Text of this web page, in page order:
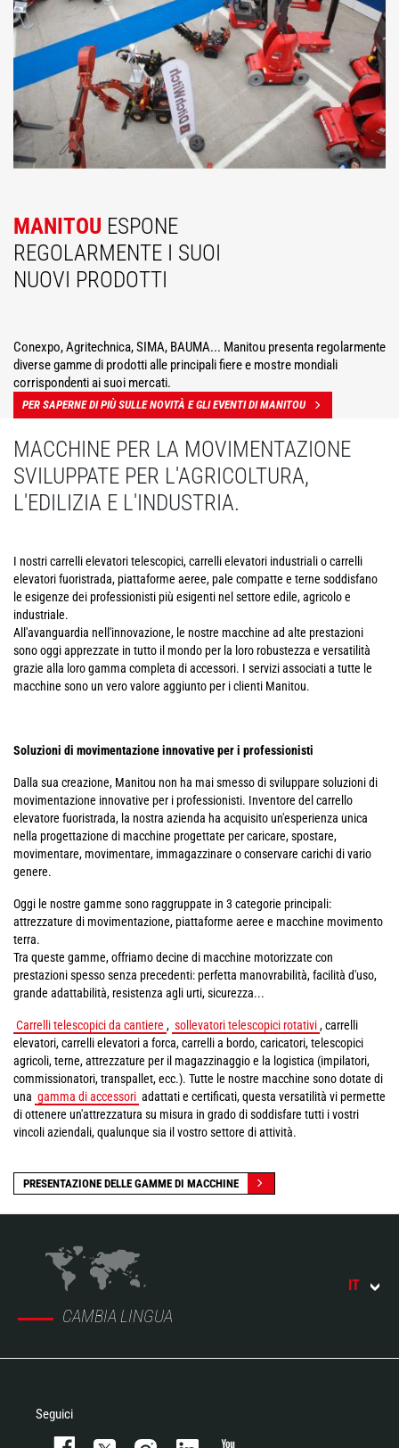
MANITOU ESPONE
REGOLARMENTE I SUOI
NUOVI PRODOTTI
Conexpo, Agritechnica, SIMA, BAUMA... Manitou presenta regolarmente
diverse gamme di prodotti alle principali fiere e mostre mondiali
corrispondenti ai suoi mercati.
PER SAPERNE DI PIÙ SULLE NOVITÀ E GLI EVENTI DI MANITOU
MACCHINE PER LA MOVIMENTAZIONE
SVILUPPATE PER L'AGRICOLTURA,
L'EDILIZIA E L'INDUSTRIA.
I nostri carrelli elevatori telescopici, carrelli elevatori industriali o carrelli
elevatori fuoristrada, piattaforme aeree, pale compatte e terne soddisfano
le esigenze dei professionisti più esigenti nel settore edile, agricolo e
industriale.
All'avanguardia nell'innovazione, le nostre macchine ad alte prestazioni
sono oggi apprezzate in tutto il mondo per la loro robustezza e versatilità
grazie alla loro gamma completa di accessori. I servizi associati a tutte le
macchine sono un vero valore aggiunto per i clienti Manitou.
Soluzioni di movimentazione innovative per i professionisti
Dalla sua creazione, Manitou non ha mai smesso di sviluppare soluzioni di
movimentazione innovative per i professionisti. Inventore del carrello
elevatore fuoristrada, la nostra azienda ha acquisito un'esperienza unica
nella progettazione di macchine progettate per caricare, spostare,
movimentare, movimentare, immagazzinare o conservare carichi di vario
genere.
Oggi le nostre gamme sono raggruppate in 3 categorie principali:
attrezzature di movimentazione, piattaforme aeree e macchine movimento
terra.
Tra queste gamme, offriamo decine di macchine motorizzate con
prestazioni spesso senza precedenti: perfetta manovrabilità, facilità d'uso,
grande adattabilità, resistenza agli urti, sicurezza...
Carrelli telescopici da cantiere , sollevatori telescopici rotativi, carrelli
elevatori, carrelli elevatori a forca, carrelli a bordo, caricatori, telescopici
agricoli, terne, attrezzature per il magazzinaggio e la logistica (impilatori,
commissionatori, transpallet, ecc.). Tutte le nostre macchine sono dotate di
una gamma di accessori adattati e certificati, questa versatilità vi permette
di ottenere un'attrezzatura su misura in grado di soddisfare tutti i vostri
vincoli aziendali, qualunque sia il vostro settore di attività.
PRESENTAZIONE DELLE GAMME DI MACCHINE
CAMBIA LINGUA
IT
Seguici